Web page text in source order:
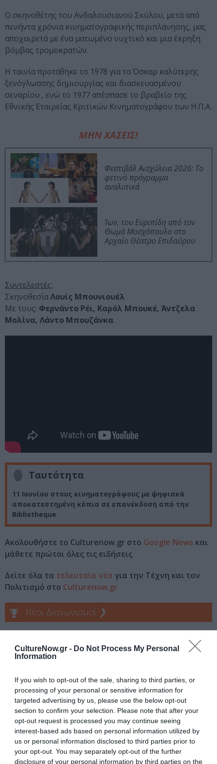
CultureNow.gr - Do Not Process My Personal
Information
If you wish to opt-out of the sale, sharing to third parties, or
processing of your personal or sensitive information for
targeted advertising by us, please use the below opt-out
section to confirm your selection. Please note that after your
opt-out request is processed you may continue seeing
interest-based ads based on personal information utilized by
us or personal information disclosed to third parties prior to
your opt-out. You may separately opt-out of the further
disclosure of your personal information by third parties on the
Ο σκηνοθέτης του Ανδαλουσιανού Σκύλου, μετά από
πενήντα χρόνια κινηματογραφικής περιπλάνησης, μας
αποχαιρετά με ένα ματωμένο νυχτικό και μια έκρηξη
βόμβας τρομοκρατών.
Η ταινία προτάθηκε το 1978 για τα Όσκαρ καλύτερης
ξενόγλωσσης δημιουργίας και διασκευασμένου
σεναρίου , ενώ το 1977 απέσπασε το βραβείο της
Εθνικής Εταιρείας Κριτικών Κινηματογράφου των Η.Π.Α.
ΜΗΝ ΧΑΣΕΙΣ!
Φεστιβάλ Αισχύλεια 2026: Το
φετινό πρόγραμμα
αναλυτικά
Ίων, του Ευριπίδη από τον
Θωμά Μοσχόπουλο στο
Αρχαίο Θέατρο Επιδαύρου
Συντελεστές:
ΣκηνοθεσίαΛουίς Μπουνιουέλ
Με τους: Φερνάντο Ρέι, Καρόλ Μπουκέ, Άντζελα
Μολίνα, Λάντο Μπουζάνκα
Ταυτότητα
11 Ιουνίου στους κινηματογράφους με ψηφιακά
αποκατεστημένη κόπια σε επανέκδοση από την
Bibliotheque
Ακολουθήστε το Culturenow.gr στο Google News και
μάθετε πρώτοι όλες τις ειδήσεις
Δείτε όλα τα τελευταία νέα για την Τέχνη και τον
Πολιτισμό στο Culturenow.gr
Νέοι Διαγωνισμοί ❯
ΝΕΕΣ ΤΑΙΝΙΕΣ - ΤΑΙΝΙΕΣ ΤΗΣ ΕΒΔΟΜΑΔΑΣ
ΞΕΝΕΣ ΤΑΙΝΙΕΣ
Newsletter
Κάθε βδομάδα στο e-mail σας τα τελευταία νέα για
την Τέχνη και τον Πολιτισμό!